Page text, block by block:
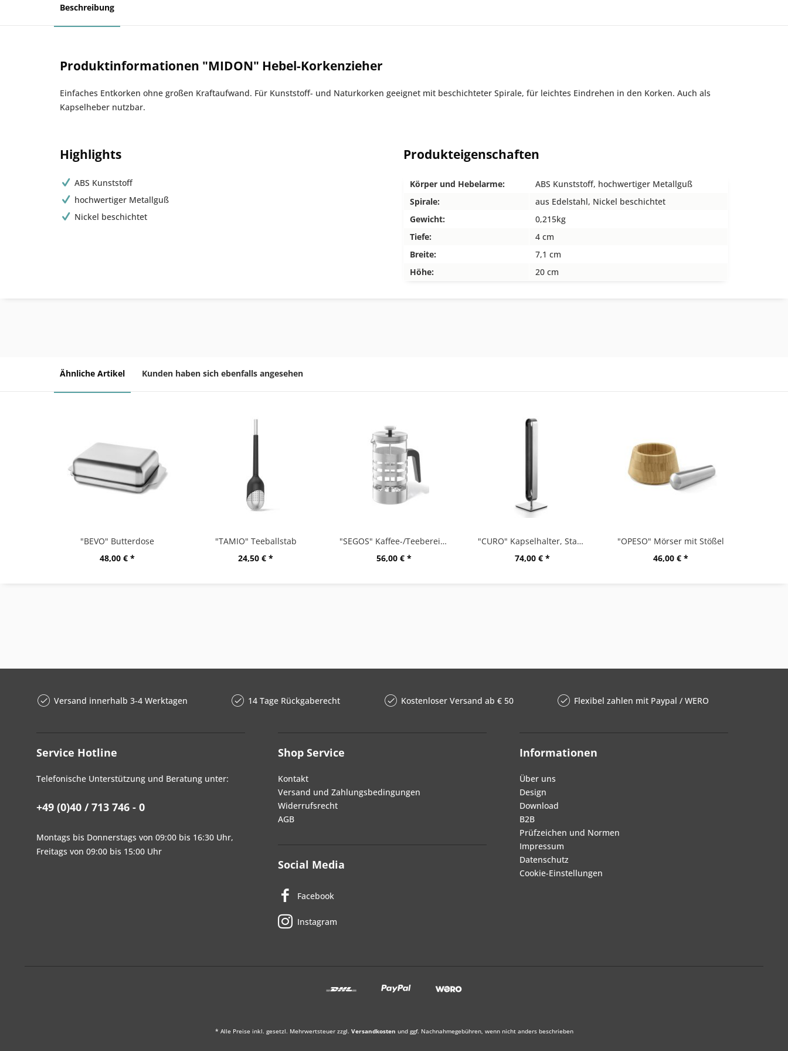
Beschreibung
Produktinformationen "MIDON" Hebel-Korkenzieher
Einfaches Entkorken ohne großen Kraftaufwand. Für Kunststoff- und Naturkorken geeignet mit beschichteter Spirale, für leichtes Eindrehen in den Korken. Auch als
Kapselheber nutzbar.
Highlights
ABS Kunststoff
hochwertiger Metallguß
Nickel beschichtet
Produkteigenschaften
Körper und Hebelarme:
ABS Kunststoff, hochwertiger Metallguß
Spirale:
aus Edelstahl, Nickel beschichtet
Gewicht:
0,215kg
Tiefe:
4 cm
Breite:
7,1 cm
Höhe:
20 cm
Ähnliche Artikel Kunden haben sich ebenfalls angesehen
"BEVO" Butterdose
48,00 € *
"TAMIO" Teeballstab
24,50 € *
"SEGOS" Kaffee-/Teebereiter
56,00 € *
"CURO" Kapselhalter, Stand
74,00 € *
"OPESO" Mörser mit Stößel
46,00 € *
Versand innerhalb 3-4 Werktagen 14 Tage Rückgaberecht Kostenloser Versand ab € 50 Flexibel zahlen mit Paypal / WERO
Service Hotline
Telefonische Unterstützung und Beratung unter:
+49 (0)40 / 713 746 - 0
Montags bis Donnerstags von 09:00 bis 16:30 Uhr,
Freitags von 09:00 bis 15:00 Uhr
Shop Service
Kontakt
Versand und Zahlungsbedingungen
Widerrufsrecht
AGB
Social Media
Facebook
Instagram
Informationen
Über uns
Design
Download
B2B
Prüfzeichen und Normen
Impressum
Datenschutz
Cookie-Einstellungen
* Alle Preise inkl. gesetzl. Mehrwertsteuer zzgl. Versandkosten und ggf. Nachnahmegebühren, wenn nicht anders beschrieben